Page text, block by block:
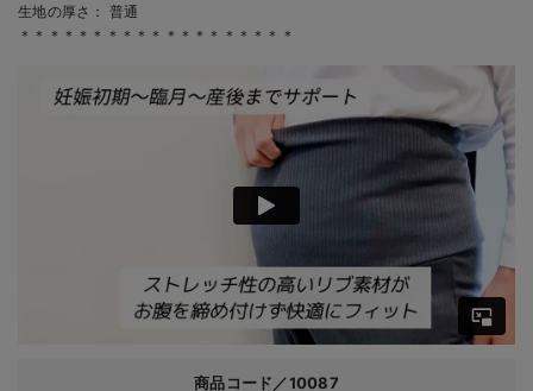
生地の厚さ： 普通
＊＊＊＊＊＊＊＊＊＊＊＊＊＊＊＊＊＊＊
商品コード／10087